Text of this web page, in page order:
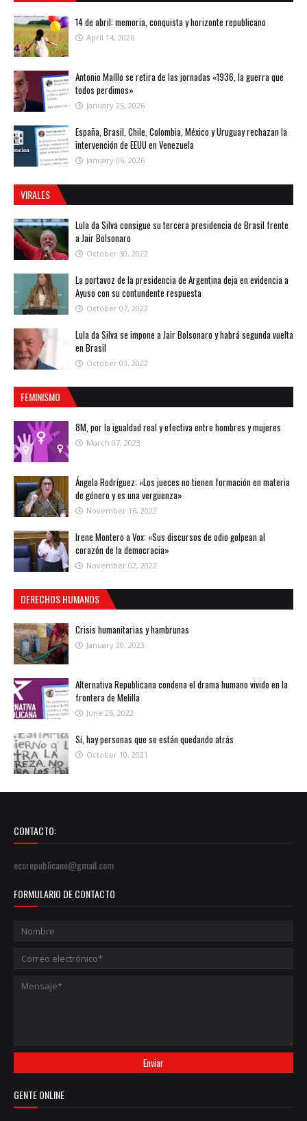
14 de abril: memoria, conquista y horizonte republicano
April 14, 2026
Antonio Maíllo se retira de las jornadas «1936, la guerra que
todos perdimos»
January 25, 2026
España, Brasil, Chile, Colombia, México y Uruguay rechazan la
intervención de EEUU en Venezuela
January 06, 2026
VIRALES
Lula da Silva consigue su tercera presidencia de Brasil frente
a Jair Bolsonaro
October 30, 2022
La portavoz de la presidencia de Argentina deja en evidencia a
Ayuso con su contundente respuesta
October 07, 2022
Lula da Silva se impone a Jair Bolsonaro y habrá segunda vuelta
en Brasil
October 03, 2022
FEMINISMO
8M, por la igualdad real y efectiva entre hombres y mujeres
March 07, 2023
Ángela Rodríguez: «Los jueces no tienen formación en materia
de género y es una vergüenza»
November 16, 2022
Irene Montero a Vox: «Sus discursos de odio golpean al
corazón de la democracia»
November 02, 2022
DERECHOS HUMANOS
Crisis humanitarias y hambrunas
January 30, 2023
Alternativa Republicana condena el drama humano vivido en la
frontera de Melilla
June 26, 2022
Sí, hay personas que se están quedando atrás
October 10, 2021
CONTACTO:
ecorepublicano@gmail.com
FORMULARIO DE CONTACTO
GENTE ONLINE